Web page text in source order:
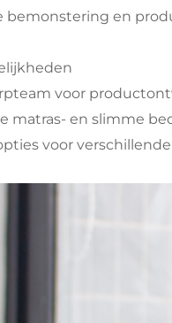
bemonstering en
voor
matras- en slimme
voor